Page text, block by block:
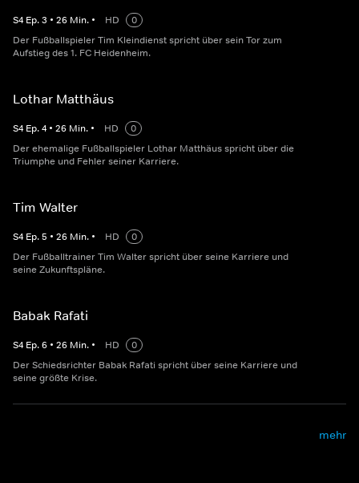
S4 Ep.3 • 26 Min. • HD
0
Der Fußballspieler Tim Kleindienst spricht über sein Tor zum
Aufstieg des 1. FC Heidenheim.
Lothar Matthäus
S4 Ep.4 • 26 Min. • HD
0
Der ehemalige Fußballspieler Lothar Matthäus spricht über die
Triumphe und Fehler seiner Karriere.
Tim Walter
S4 Ep.5 • 26 Min. • HD
0
Der Fußballtrainer Tim Walter spricht über seine Karriere und
seine Zukunftspläne.
Babak Rafati
S4 Ep.6 • 26 Min. • HD
0
Der Schiedsrichter Babak Rafati spricht über seine Karriere und
seine größte Krise.
mehr